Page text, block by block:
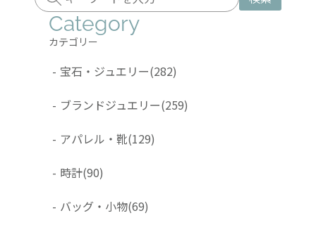
Category
カテゴリー
- 宝石・ジュエリー(282)
- ブランドジュエリー(259)
- アパレル・靴(129)
- 時計(90)
- バッグ・小物(69)